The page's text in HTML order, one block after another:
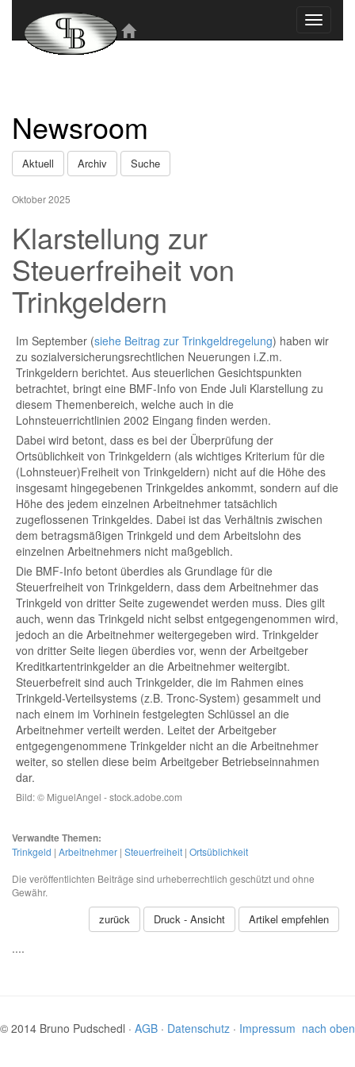
Toggle
Newsroom
Aktuell Archiv Suche
Oktober 2025
Klarstellung zur
Steuerfreiheit von
Trinkgeldern
Im September (siehe Beitrag zur Trinkgeldregelung) haben wir
zu sozialversicherungsrechtlichen Neuerungen i.Z.m.
Trinkgeldern berichtet. Aus steuerlichen Gesichtspunkten
betrachtet, bringt eine BMF-Info von Ende Juli Klarstellung zu
diesem Themenbereich, welche auch in die
Lohnsteuerrichtlinien 2002 Eingang finden werden.
Dabei wird betont, dass es bei der Überprüfung der
Ortsüblichkeit von Trinkgeldern (als wichtiges Kriterium für die
(Lohnsteuer)Freiheit von Trinkgeldern) nicht auf die Höhe des
insgesamt hingegebenen Trinkgeldes ankommt, sondern auf die
Höhe des jedem einzelnen Arbeitnehmer tatsächlich
zugeflossenen Trinkgeldes. Dabei ist das Verhältnis zwischen
dem betragsmäßigen Trinkgeld und dem Arbeitslohn des
einzelnen Arbeitnehmers nicht maßgeblich.
Die BMF-Info betont überdies als Grundlage für die
Steuerfreiheit von Trinkgeldern, dass dem Arbeitnehmer das
Trinkgeld von dritter Seite zugewendet werden muss. Dies gilt
auch, wenn das Trinkgeld nicht selbst entgegengenommen wird,
jedoch an die Arbeitnehmer weitergegeben wird. Trinkgelder
von dritter Seite liegen überdies vor, wenn der Arbeitgeber
Kreditkartentrinkgelder an die Arbeitnehmer weitergibt.
Steuerbefreit sind auch Trinkgelder, die im Rahmen eines
Trinkgeld-Verteilsystems (z.B. Tronc-System) gesammelt und
nach einem im Vorhinein festgelegten Schlüssel an die
Arbeitnehmer verteilt werden. Leitet der Arbeitgeber
entgegengenommene Trinkgelder nicht an die Arbeitnehmer
weiter, so stellen diese beim Arbeitgeber Betriebseinnahmen
dar.
Bild: © MiguelAngel - stock.adobe.com
Verwandte Themen:
Trinkgeld | Arbeitnehmer | Steuerfreiheit | Ortsüblichkeit
Die veröffentlichten Beiträge sind urheberrechtlich geschützt und ohne
Gewähr.
zurück Druck - Ansicht Artikel empfehlen
....
nach oben
© 2014 Bruno Pudschedl · AGB · Datenschutz · Impressum